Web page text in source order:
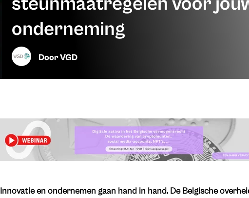
onderneming
DoorVGD
​Innovatie en ondernemen gaan hand in hand. De Belgische